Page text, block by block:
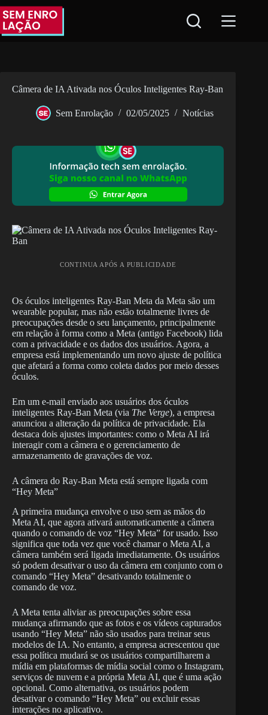
Pular
para
conteúdo
Câmera de IA Ativada nos Óculos Inteligentes Ray-Ban
Sem Enrolação 02/05/2025 Notícias
CONTINUA APÓS A PUBLICIDADE
Os óculos inteligentes Ray-Ban Meta da Meta são um
wearable popular, mas não estão totalmente livres de
preocupações desde o seu lançamento, principalmente
em relação à forma como a Meta (antigo Facebook) lida
com a privacidade e os dados dos usuários. Agora, a
empresa está implementando um novo ajuste de política
que afetará a forma como coleta dados por meio desses
óculos.
Em um e-mail enviado aos usuários dos óculos
inteligentes Ray-Ban Meta (via The Verge), a empresa
anunciou a alteração da política de privacidade. Ela
destaca dois ajustes importantes: como o Meta AI irá
interagir com a câmera e o gerenciamento de
armazenamento de gravações de voz.
A câmera do Ray-Ban Meta está sempre ligada com
“Hey Meta”
A primeira mudança envolve o uso sem as mãos do
Meta AI, que agora ativará automaticamente a câmera
quando o comando de voz “Hey Meta” for usado. Isso
significa que toda vez que você chamar o Meta AI, a
câmera também será ligada imediatamente. Os usuários
só podem desativar o uso da câmera em conjunto com o
comando “Hey Meta” desativando totalmente o
comando de voz.
A Meta tenta aliviar as preocupações sobre essa
mudança afirmando que as fotos e os vídeos capturados
usando “Hey Meta” não são usados para treinar seus
modelos de IA. No entanto, a empresa acrescentou que
essa política mudará se os usuários compartilharem a
mídia em plataformas de mídia social como o Instagram,
serviços de nuvem e a própria Meta AI, que é uma ação
opcional. Como alternativa, os usuários podem
desativar o comando “Hey Meta” ou excluir essas
interações no aplicativo.